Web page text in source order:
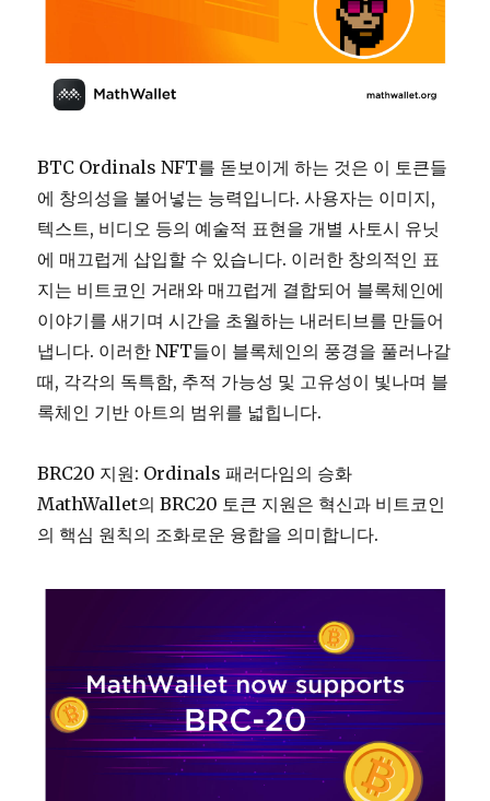
BTC Ordinals NFT를 돋보이게 하는 것은 이 토큰들
에 창의성을 불어넣는 능력입니다. 사용자는 이미지,
텍스트, 비디오 등의 예술적 표현을 개별 사토시 유닛
에 매끄럽게 삽입할 수 있습니다. 이러한 창의적인 표
지는 비트코인 거래와 매끄럽게 결합되어 블록체인에
이야기를 새기며 시간을 초월하는 내러티브를 만들어
냅니다. 이러한 NFT들이 블록체인의 풍경을 풀러나갈
때, 각각의 독특함, 추적 가능성 및 고유성이 빛나며 블
록체인 기반 아트의 범위를 넓힙니다.
BRC20 지원: Ordinals 패러다임의 승화
MathWallet의 BRC20 토큰 지원은 혁신과 비트코인
의 핵심 원칙의 조화로운 융합을 의미합니다.